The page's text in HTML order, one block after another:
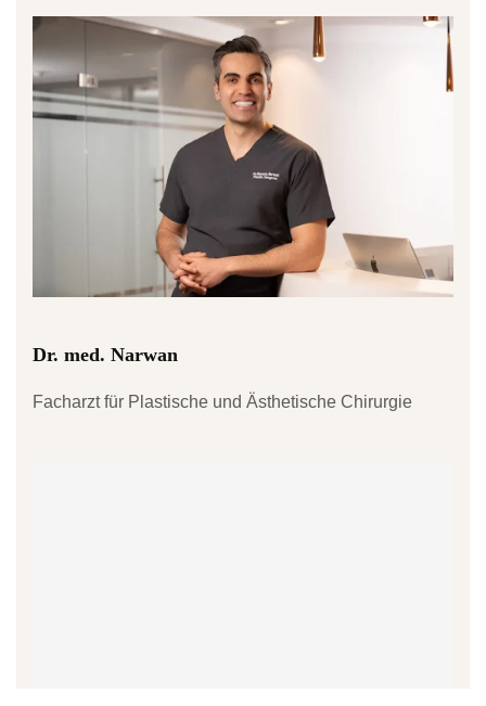
Dr. med. Narwan
Facharzt für Plastische und Ästhetische Chirurgie